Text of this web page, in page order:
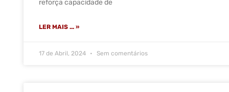
reforça capacidade de
LER MAIS ... »
17 de Abril, 2024 Sem comentários